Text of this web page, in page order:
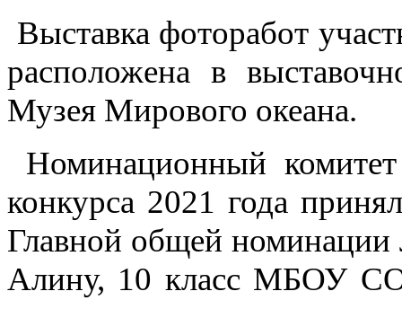
Выставка фоторабот
расположена в
Музея Мирового океана.
Номинационный
конкурса 2021 года
Главной общей номинации
Алину, 10 класс МБОУ